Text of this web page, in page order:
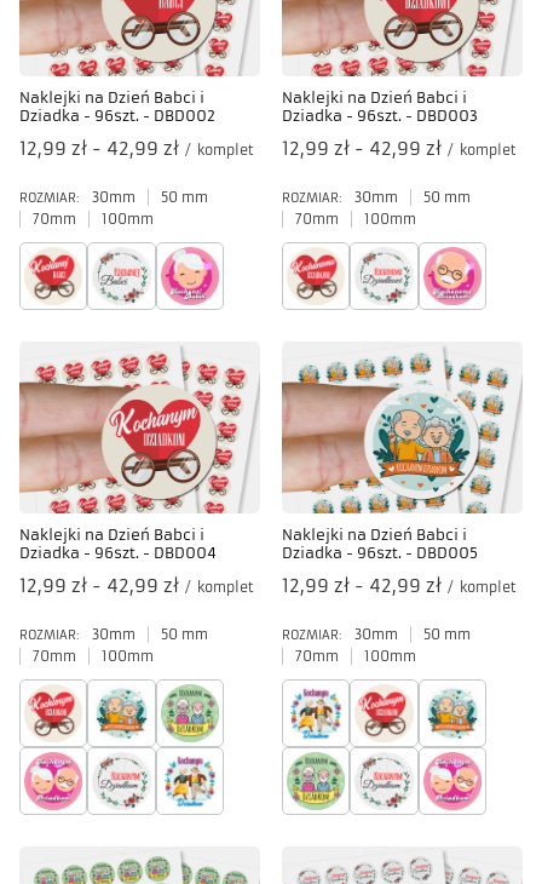
Naklejki na Dzień Babci i
Dziadka - 96szt. - DBD002
od
12,99 zł - do
42,99 zł / komplet
ROZMIAR: 30mm
50 mm
70mm
100mm
Naklejki na Dzień Babci i
Dziadka - 96szt. - DBD003
od
12,99 zł - do
42,99 zł / komplet
ROZMIAR: 30mm
50 mm
70mm
100mm
Naklejki na Dzień Babci i
Dziadka - 96szt. - DBD004
od
12,99 zł - do
42,99 zł / komplet
ROZMIAR: 30mm
50 mm
70mm
100mm
Naklejki na Dzień Babci i
Dziadka - 96szt. - DBD005
od
12,99 zł - do
42,99 zł / komplet
ROZMIAR: 30mm
50 mm
70mm
100mm